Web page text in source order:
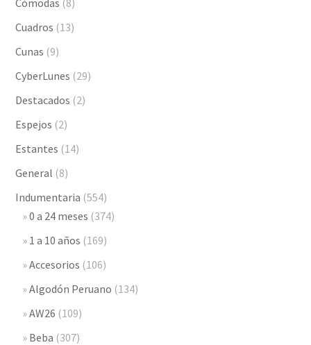
Cuadros (13)
Cunas (9)
CyberLunes (29)
Destacados (2)
Espejos (2)
Estantes (14)
General (8)
Indumentaria (554)
0 a 24 meses (374)
1 a 10 años (169)
Accesorios (106)
Algodón Peruano (134)
AW26 (109)
Beba (307)